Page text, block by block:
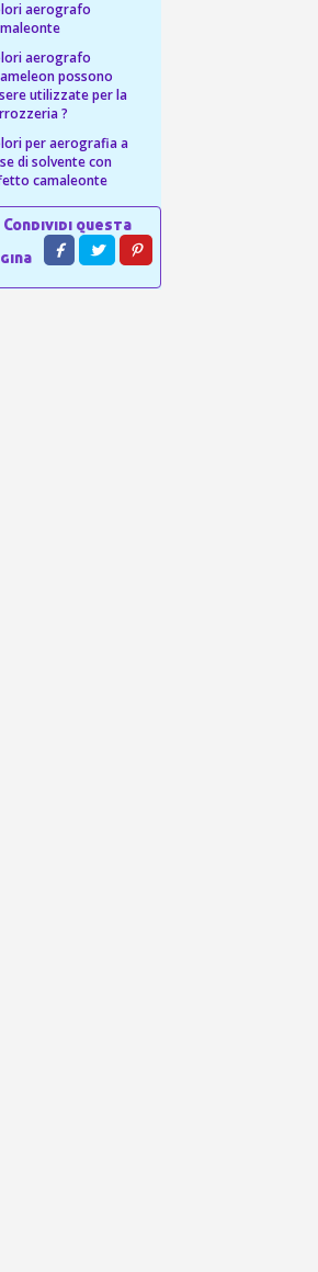
aerografo
aerografo
possono
utilizzate per la
?
per aerografia a
di solvente con
camaleonte